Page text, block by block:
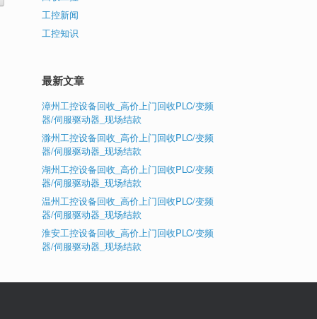
工控新闻
工控知识
最新文章
漳州工控设备回收_高价上门回收PLC/变频
器/伺服驱动器_现场结款
滁州工控设备回收_高价上门回收PLC/变频
器/伺服驱动器_现场结款
湖州工控设备回收_高价上门回收PLC/变频
器/伺服驱动器_现场结款
温州工控设备回收_高价上门回收PLC/变频
器/伺服驱动器_现场结款
淮安工控设备回收_高价上门回收PLC/变频
器/伺服驱动器_现场结款